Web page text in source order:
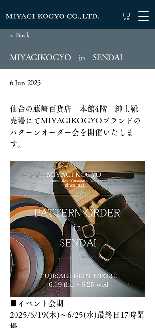
< Back
MIYAGIKOGYO in SENDAI
6 Jun 2025
仙台の藤崎百貨店　本館4階　紳士靴
売場にてMIYAGIKOGYOブランドの
パターンオーダー会を開催いたしま
す。
■イベント会期
2025/6/19(木)～6/25(水)最終日17時閉
場